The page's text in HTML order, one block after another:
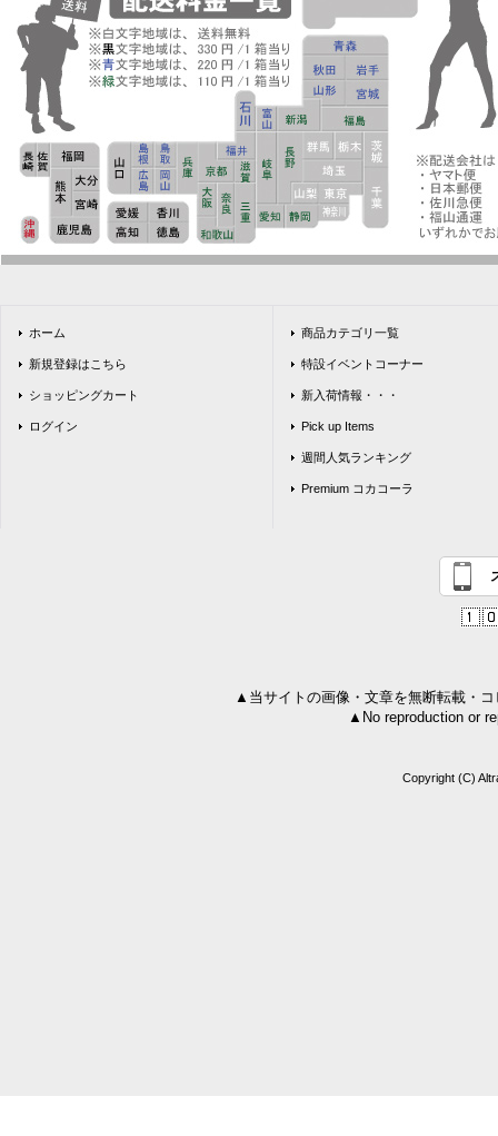
ホーム
新規登録はこちら
ショッピングカート
ログイン
商品カテゴリ一覧
特設イベントコーナー
新入荷情報・・・
Pick up Items
週間人気ランキング
Premium コカコーラ
▲当サイトの画像・文章を無断転載・
▲No reproduction or
Copyright (C)